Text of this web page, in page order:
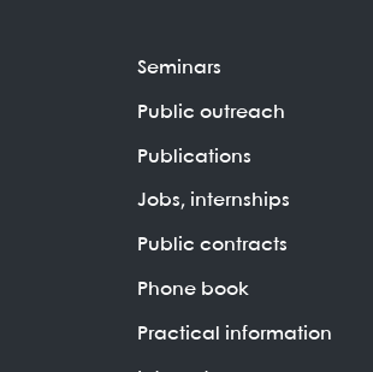
Seminars
Public outreach
Publications
Jobs, internships
Public contracts
Phone book
Practical information